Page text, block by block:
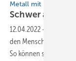
Metall mit Durchblick
Schwer auf
12.04.2022 -
den Menschen, die mit
So können